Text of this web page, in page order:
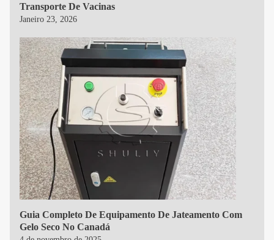
Transporte De Vacinas
Janeiro 23, 2026
Guia Completo De Equipamento De Jateamento Com
Gelo Seco No Canadá